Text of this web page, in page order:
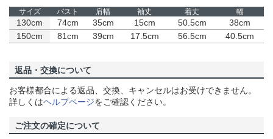
サイズ バスト 肩幅 袖丈 着丈 幅
130cm 74cm 35cm 15cm 50.5cm
38cm
150cm
81cm 39cm 17.5cm 56.5cm 40.5cm
返品・交換について
お客様都合による返品、交換、キャンセルはお受けできません。
詳しくはヘルプページをご確認ください。
ご注文の確定について